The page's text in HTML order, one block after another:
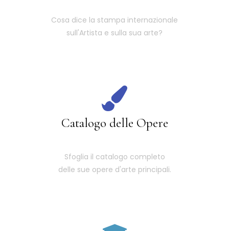
Cosa dice la stampa internazionale
sull'Artista e sulla sua arte?
Catalogo delle Opere
Sfoglia il catalogo completo
delle sue opere d'arte principali.